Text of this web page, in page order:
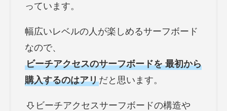
っています。
幅広いレベルの人が楽しめるサーフボード
なので、
ビーチアクセスのサーフボードを 最初から
購入するのはアリだと思います。
ビーチアクセスサーフボードの構造や